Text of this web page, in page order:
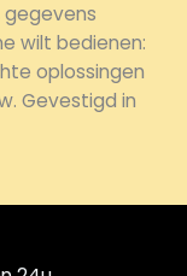
wilt bedienen:
oplossingen
Gevestigd in